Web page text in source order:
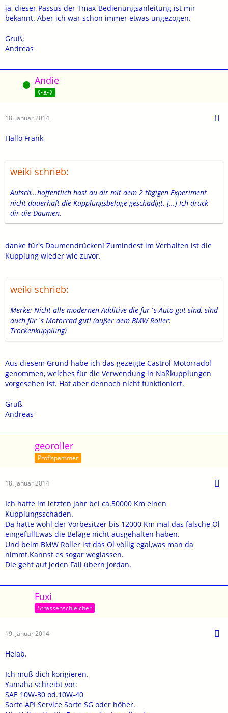
ja, dieser Passus der Tmax-Bedienungsanleitung ist mir
bekannt. Aber ich war schon immer etwas ungezogen.
Gruß,
Andreas
Online Andie
ʕ•ᴥ•ʔ
18. Januar 2014
Hallo Frank,
weiki schrieb:
Autsch...hoffentlich hast du dir mit dem 2 tägigen Experiment
nicht dauerhaft die Kupplungsbeläge geschädigt. [...] Ich drück
dir die Daumen.
danke für's Daumendrücken! Zumindest im Verhalten ist die
Kupplung wieder wie zuvor.
weiki schrieb:
Merke: Nicht alle modernen Additive die für`s Auto gut sind, sind
auch für`s Motorrad gut! (außer dem BMW Roller:
Trockenkupplung)
Aus diesem Grund habe ich das gezeigte Castrol Motorradöl
genommen, welches für die Verwendung in Naßkupplungen
vorgesehen ist. Hat aber dennoch nicht funktioniert.
Gruß,
Andreas
georoller
Profispammer
18. Januar 2014
Ich hatte im letzten jahr bei ca.50000 Km einen
Kupplungsschaden.
Da hatte wohl der Vorbesitzer bis 12000 Km mal das falsche Öl
eingefüllt,was die Beläge nicht ausgehalten haben.
Und beim BMW Roller ist das Öl völlig egal,was man da
nimmt.Kannst es sogar weglassen.
Die geht auf jeden Fall übern Jordan.
Fuxi
Strassenschleicher
19. Januar 2014
Heiab.
Ich muß dich korigieren.
Yamaha schreibt vor:
SAE 10W-30 od.10W-40
Sorte API Service Sorte SG oder höher.